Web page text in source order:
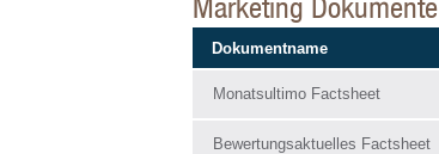
Dokumentname
Monatsultimo Factsheet
Bewertungsaktuelles Factsheet